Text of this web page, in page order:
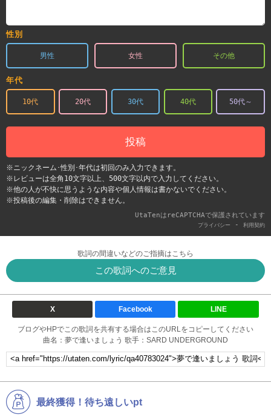
性別
男性 女性 その他
年代
10代 20代 30代 40代 50代～
投稿
※ニックネーム･性別･年代は初回のみ入力できます。
※レビューは全角10文字以上、500文字以内で入力してください。
※他の人が不快に思うような内容や個人情報は書かないでください。
※投稿後の編集・削除はできません。
UtaTenはreCAPTCHAで保護されています
プライバシー - 利用契約
歌詞の間違いなどのご指摘はこちら
この歌詞へのご意見
X Facebook LINE
ブログやHPでこの歌詞を共有する場合はこのURLをコピーしてください
曲名：夢で逢いましょう 歌手：SARD UNDERGROUND
最終獲得！待ち遠しいpt